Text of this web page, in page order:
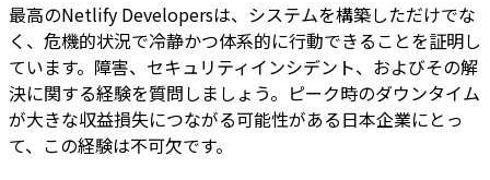
最高のNetlify Developersは、システムを構築しただけでな
く、危機的状況で冷静かつ体系的に行動できることを証明し
ています。障害、セキュリティインシデント、およびその解
決に関する経験を質問しましょう。ピーク時のダウンタイム
が大きな収益損失につながる可能性がある日本企業にとっ
て、この経験は不可欠です。